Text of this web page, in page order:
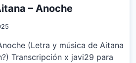
– Anoche
(Letra y música de Aitana
Transcripción x javi29 para